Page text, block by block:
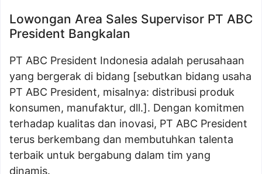
Lowongan Area Sales Supervisor PT ABC
President Bangkalan
PT ABC President Indonesia adalah perusahaan
yang bergerak di bidang [sebutkan bidang usaha
PT ABC President, misalnya: distribusi produk
konsumen, manufaktur, dll.]. Dengan komitmen
terhadap kualitas dan inovasi, PT ABC President
terus berkembang dan membutuhkan talenta
terbaik untuk bergabung dalam tim yang
dinamis.